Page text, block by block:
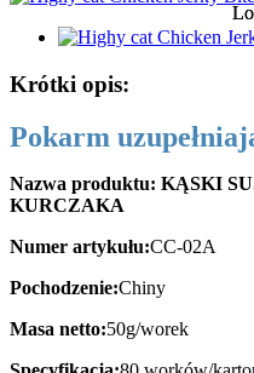
Krótki opis:
Pokarm
Nazwa produktu: KĄSKI
KURCZAKA
Numer artykułu:CC-02A
Pochodzenie:Chiny
Masa netto:50g/worek